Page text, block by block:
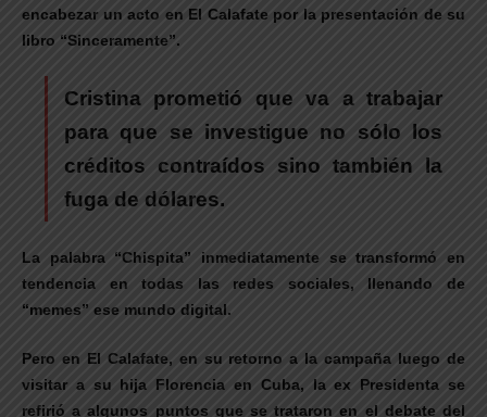
encabezar un acto en El Calafate por la presentación de su
libro “Sinceramente”.
Cristina prometió que va a trabajar
para que se investigue no sólo los
créditos contraídos sino también la
fuga de dólares.
La palabra “Chispita” inmediatamente se transformó en
tendencia en todas las redes sociales, llenando de
“memes” ese mundo digital.
Pero en El Calafate, en su retorno a la campaña luego de
visitar a su hija Florencia en Cuba, la ex Presidenta se
refirió a algunos puntos que se trataron en el debate del